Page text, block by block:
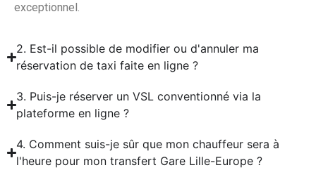
exceptionnel.
2. Est-il possible de modifier ou d'annuler ma
réservation de taxi faite en ligne ?
3. Puis-je réserver un VSL conventionné via la
plateforme en ligne ?
4. Comment suis-je sûr que mon chauffeur sera à
l'heure pour mon transfert Gare Lille-Europe ?